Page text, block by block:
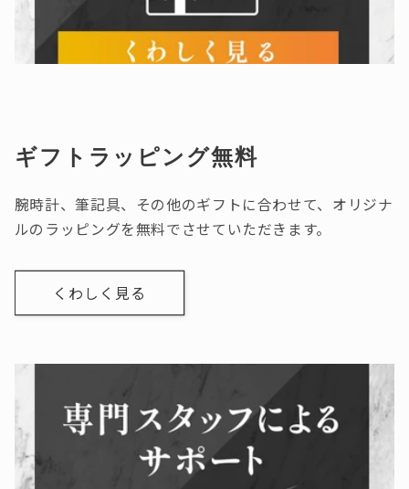
ギフトラッピング無料
腕時計、筆記具、その他のギフトに合わせて、オリジナ
ルのラッピングを無料でさせていただきます。
くわしく見る